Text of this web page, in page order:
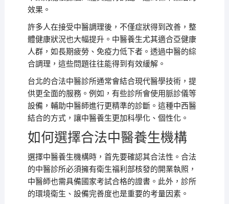
效果。
許多人在接受中醫調理後，不僅症狀得到改善，整
體健康狀況也大幅提升。中醫養生尤其適合亞健康
人群，如長期疲勞、免疫力低下者。透過中醫的綜
合調理，這些問題往往能得到有效緩解。
台北的合法中醫診所通常會結合現代醫學技術，提
供更全面的服務。例如，有些診所會使用脈診儀等
設備，輔助中醫師進行更精準的診斷。這種中西醫
結合的方式，讓中醫養生更加科學化、個性化。
如何選擇合法中醫養生機構
選擇中醫養生機構時，首先要確認其合法性。合法
的中醫診所必須擁有衛生福利部核發的開業執照，
中醫師也需具備國家考試合格的證書。此外，診所
的環境衛生、設備完善度也是重要的考量因素。